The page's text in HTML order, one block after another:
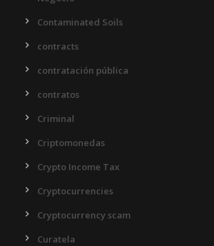
Contaminated Soils
contracts
contratación pública
contratos
Criminal
Criptomonedas
Crypto Income Tax
Cryptocurrencies
Cryptocurrency scam
Curatela